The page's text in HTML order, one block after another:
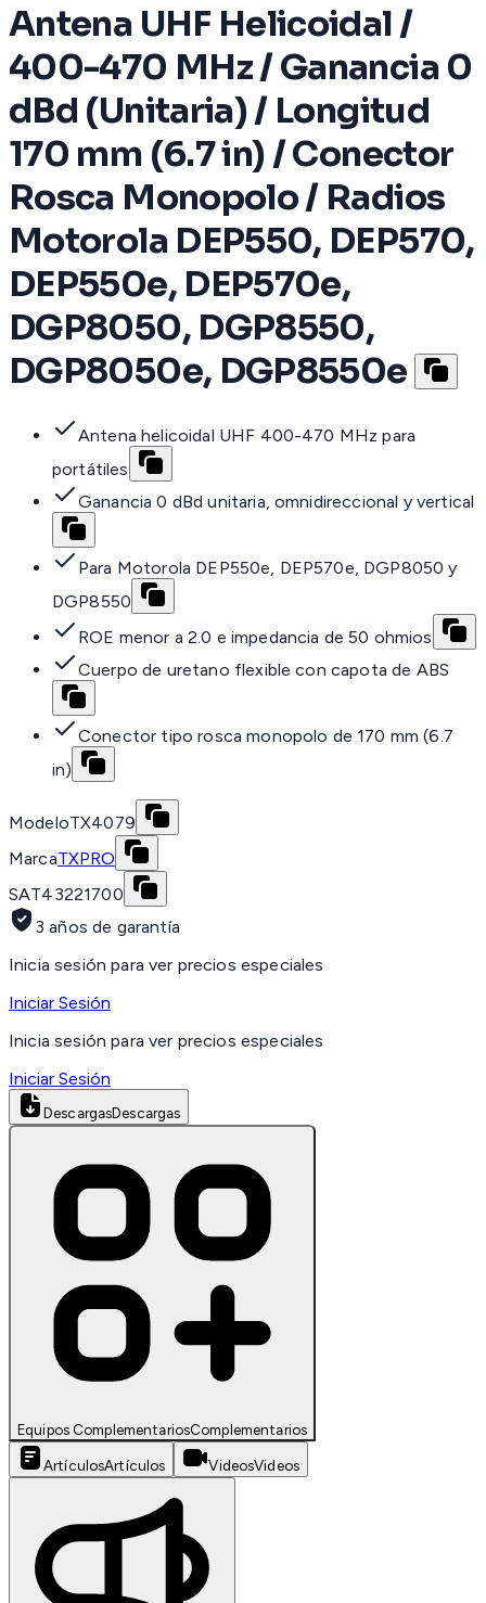
Antena UHF Helicoidal /
400-470 MHz / Ganancia 0
dBd (Unitaria) / Longitud
170 mm (6.7 in) / Conector
Rosca Monopolo / Radios
Motorola DEP550, DEP570,
DEP550e, DEP570e,
DGP8050, DGP8550,
DGP8050e, DGP8550e
Antena helicoidal UHF 400-470 MHz para
portátiles
Ganancia 0 dBd unitaria, omnidireccional y vertical
Para Motorola DEP550e, DEP570e, DGP8050 y
DGP8550
ROE menor a 2.0 e impedancia de 50 ohmios
Cuerpo de uretano flexible con capota de ABS
Conector tipo rosca monopolo de 170 mm (6.7
in)
ModeloTX4079
MarcaTXPRO
SAT43221700
3 años de garantía
Inicia sesión para ver precios especiales
Iniciar Sesión
Inicia sesión para ver precios especiales
Iniciar Sesión
DescargasDescargas
Equipos ComplementariosComplementarios
ArtículosArtículos VideosVideos